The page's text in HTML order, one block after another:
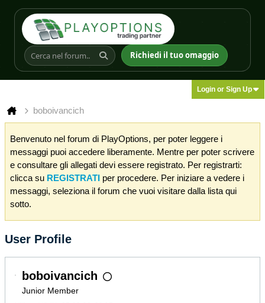
Richiedi il tuo omaggio
Login or Sign Up
boboivancich
Benvenuto nel forum di PlayOptions, per poter leggere i
messaggi puoi accedere liberamente. Mentre per poter scrivere
e consultare gli allegati devi essere registrato. Per registrarti:
clicca su REGISTRATI per procedere. Per iniziare a vedere i
messaggi, seleziona il forum che vuoi visitare dalla lista qui
sotto.
User Profile
boboivancich
Junior Member